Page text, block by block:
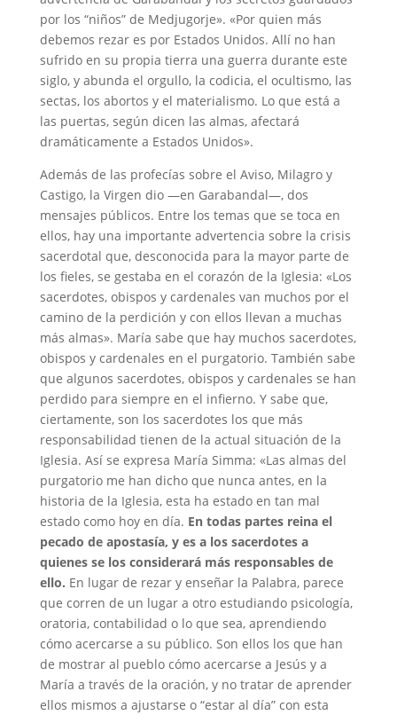
por los “niños” de Medjugorje». «Por quien más
debemos rezar es por Estados Unidos. Allí no han
sufrido en su propia tierra una guerra durante este
siglo, y abunda el orgullo, la codicia, el ocultismo, las
sectas, los abortos y el materialismo. Lo que está a
las puertas, según dicen las almas, afectará
dramáticamente a Estados Unidos».
Además de las profecías sobre el Aviso, Milagro y
Castigo, la Virgen dio —en Garabandal—, dos
mensajes públicos. Entre los temas que se toca en
ellos, hay una importante advertencia sobre la crisis
sacerdotal que, desconocida para la mayor parte de
los fieles, se gestaba en el corazón de la Iglesia: «Los
sacerdotes, obispos y cardenales van muchos por el
camino de la perdición y con ellos llevan a muchas
más almas». María sabe que hay muchos sacerdotes,
obispos y cardenales en el purgatorio. También sabe
que algunos sacerdotes, obispos y cardenales se han
perdido para siempre en el infierno. Y sabe que,
ciertamente, son los sacerdotes los que más
responsabilidad tienen de la actual situación de la
Iglesia. Así se expresa María Simma: «Las almas del
purgatorio me han dicho que nunca antes, en la
historia de la Iglesia, esta ha estado en tan mal
estado como hoy en día. En todas partes reina el
pecado de apostasía, y es a los sacerdotes a
quienes se los considerará más responsables de
ello. En lugar de rezar y enseñar la Palabra, parece
que corren de un lugar a otro estudiando psicología,
oratoria, contabilidad o lo que sea, aprendiendo
cómo acercarse a su público. Son ellos los que han
de mostrar al pueblo cómo acercarse a Jesús y a
María a través de la oración, y no tratar de aprender
ellos mismos a ajustarse o “estar al día” con esta